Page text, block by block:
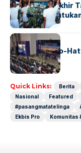
Sidang Pantukhir
Strategis
BANDARA BERITA
IALC Soekarno-
Dunia
Quick Links: Berita
Nasional
Featured
#pasangmatatelinga
Ekbis Pro
Komunitas